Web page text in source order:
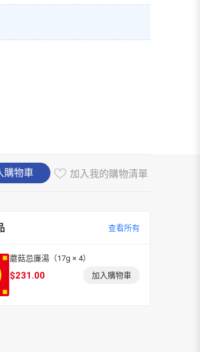
購物車 加入我的購物清單
查看所有
蘑菇忌廉湯（17g × 4）
$231.00 加入購物車